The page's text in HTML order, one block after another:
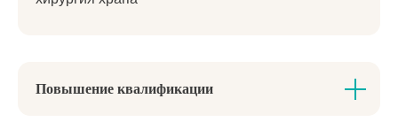
Повышение квалификации